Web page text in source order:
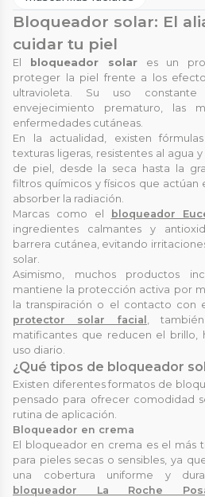
Bloqueador solar: El
cuidar tu piel
El bloqueador solares un
proteger la piel frente a los
ultravioleta. Su uso
envejecimiento prematuro, las
enfermedades cutáneas.
En la actualidad, existen
texturas ligeras, resistentes al agua
de piel, desde la seca hasta la
filtros químicos y físicos que
absorber la radiación.
Marcas como el bloqueador
ingredientes calmantes y
barrera cutánea, evitando
solar.
Asimismo, muchos productos
mantiene la protección activa por
la transpiración o el contacto con
protector solar facial ,
matificantes que reducen el brillo,
uso diario.
¿Qué tipos de bloqueador
Existen diferentes formatos de
pensado para ofrecer comodidad
rutina de aplicación.
Bloqueador en crema
El bloqueador en crema es el más
para pieles secas o sensibles, ya
una cobertura uniforme y
bloqueador La Roche